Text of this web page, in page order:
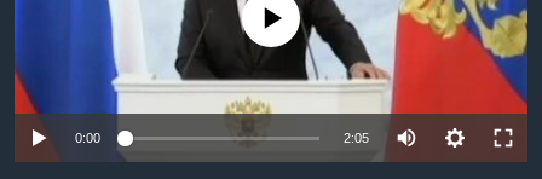
Learning English
СОЦИАЛЬНЫЕ СЕТИ
No media source currently available
0:00 2:05